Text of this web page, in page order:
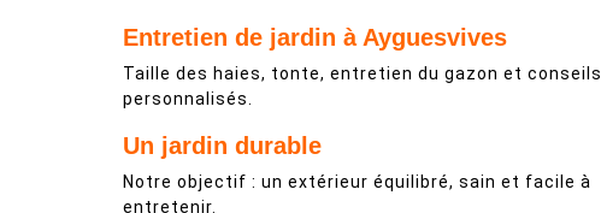
Entretien de jardin à Ayguesvives
Taille des haies, tonte, entretien du gazon et conseils
personnalisés.
Un jardin durable
Notre objectif : un extérieur équilibré, sain et facile à
entretenir.